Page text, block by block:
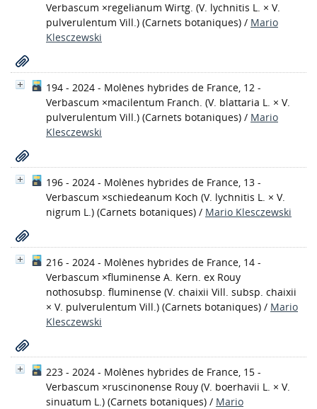
Verbascum ×regelianum Wirtg. (V. lychnitis L. × V.
pulverulentum Vill.) (Carnets botaniques) / Mario
Klesczewski
194 - 2024 - Molènes hybrides de France, 12 -
Verbascum ×macilentum Franch. (V. blattaria L. × V.
pulverulentum Vill.) (Carnets botaniques) / Mario
Klesczewski
196 - 2024 - Molènes hybrides de France, 13 -
Verbascum ×schiedeanum Koch (V. lychnitis L. × V.
nigrum L.) (Carnets botaniques) / Mario Klesczewski
216 - 2024 - Molènes hybrides de France, 14 -
Verbascum ×fluminense A. Kern. ex Rouy
nothosubsp. fluminense (V. chaixii Vill. subsp. chaixii
× V. pulverulentum Vill.) (Carnets botaniques) / Mario
Klesczewski
223 - 2024 - Molènes hybrides de France, 15 -
Verbascum ×ruscinonense Rouy (V. boerhavii L. × V.
sinuatum L.) (Carnets botaniques) / Mario